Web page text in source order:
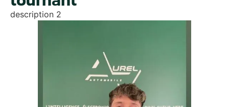
description 2